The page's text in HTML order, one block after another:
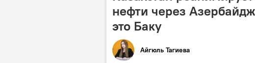
Пассажирские перевозки
нефти через
это Баку
Айгюль Тагиева